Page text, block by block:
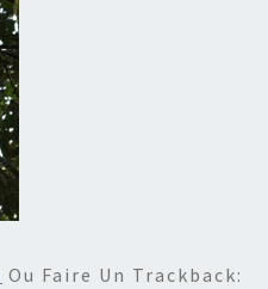
Ou Faire Un Trackback: